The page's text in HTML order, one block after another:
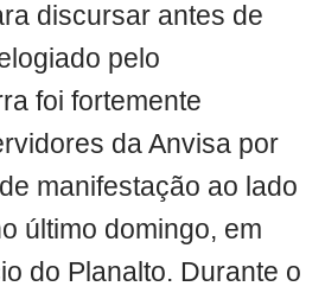
discursar antes de
pelo
foi fortemente
da Anvisa por
manifestação ao lado
último domingo, em
do Planalto. Durante o